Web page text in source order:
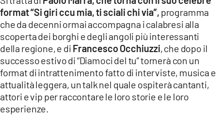
format “Si giri ccu mia, ti sciali chi via”, programma
che da decenni ormai accompagna i calabresi alla
scoperta dei borghi e degli angoli più interessanti
della regione, e di Francesco Occhiuzzi, che dopo il
successo estivo di “Diamoci del tu” tornerà con un
format di intrattenimento fatto di interviste, musica e
attualità leggera, un talk nel quale ospiterà cantanti,
attori e vip per raccontare le loro storie e le loro
esperienze.